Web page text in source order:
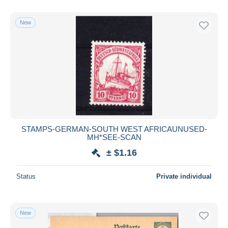
Free shipping
Bank transfer
MasterCard
Bancontact
Seller's residence
New
STAMPS-GERMAN-SOUTH WEST AFRICAUNUSED-
MH*SEE-SCAN
± $1.16
Status Private individual
New